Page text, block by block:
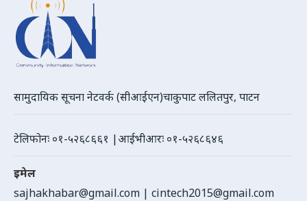
सामुदायिक सूचना नेटवर्क (सीआईएन)चाकुपाट ललितपुर, पाटन
टेलिफोनः ०१-५२६८६६१ |आईभीआरः ०१-५२६८६४६
इमेल
sajhakhabar@gmail.com | cintech2015@gmail.com